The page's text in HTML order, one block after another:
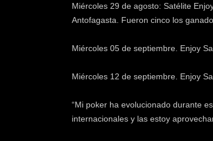
Miércoles 29 de agosto: Satélite
Antofagasta. Fueron cinco los
Miércoles 05 de septiembre. Enjoy
Miércoles 12 de septiembre. Enjoy
“Mi poker ha evolucionado durante
internacionales y las estoy